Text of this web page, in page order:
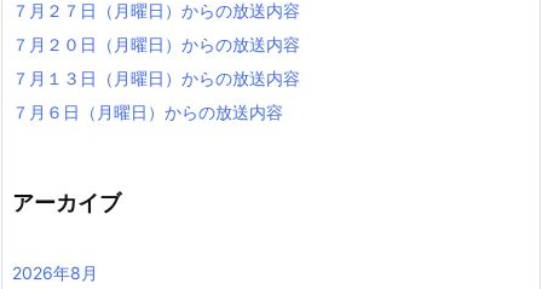
７月２７日（月曜日）からの放送内容
７月２０日（月曜日）からの放送内容
７月１３日（月曜日）からの放送内容
７月６日（月曜日）からの放送内容
アーカイブ
2026年8月